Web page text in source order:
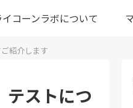
イコーンラボについて
紹介します
ストにつ